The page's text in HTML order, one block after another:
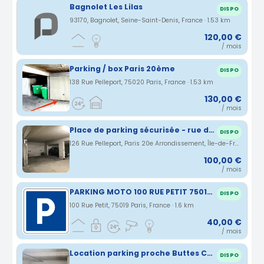
Bagnolet Les Lilas DISPO
93170, Bagnolet, Seine-Saint-Denis, France · 1.53 km
120,00 €
/ mois
Parking / box Paris 20ème DISPO
138 Rue Pelleport, 75020 Paris, France · 1.53 km
130,00 €
/ mois
Place de parking sécurisée - rue de Pelleport 75020 DISPO
126 Rue Pelleport, Paris 20e Arrondissement, Île-de-France, France · 1.57 km
100,00 €
/ mois
PARKING MOTO 100 RUE PETIT 75019 PARIS DISPO
100 Rue Petit, 75019 Paris, France · 1.6 km
40,00 €
/ mois
Location parking proche Buttes Chaumont dans residence securisee DISPO